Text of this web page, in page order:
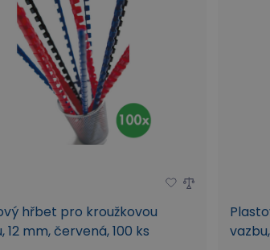
hřbet pro kroužkovou
12 mm, červená, 100 ks